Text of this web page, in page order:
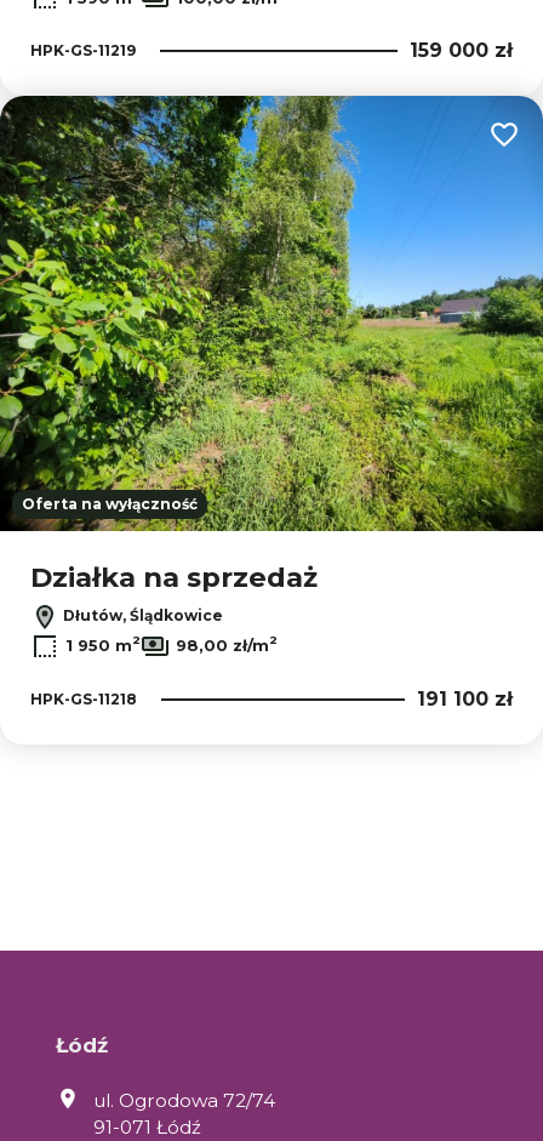
HPK-GS-11219 159 000 zł
Oferta na wyłączność
Działka na sprzedaż
Dłutów, Ślądkowice
1 950 m2 98,00 zł/m2
HPK-GS-11218 191 100 zł
Łódź
ul. Ogrodowa 72/74
91-071 Łódź